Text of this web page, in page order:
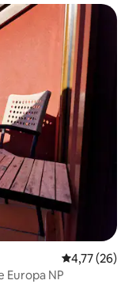
Gemiddelde
4,77 (26)
NP